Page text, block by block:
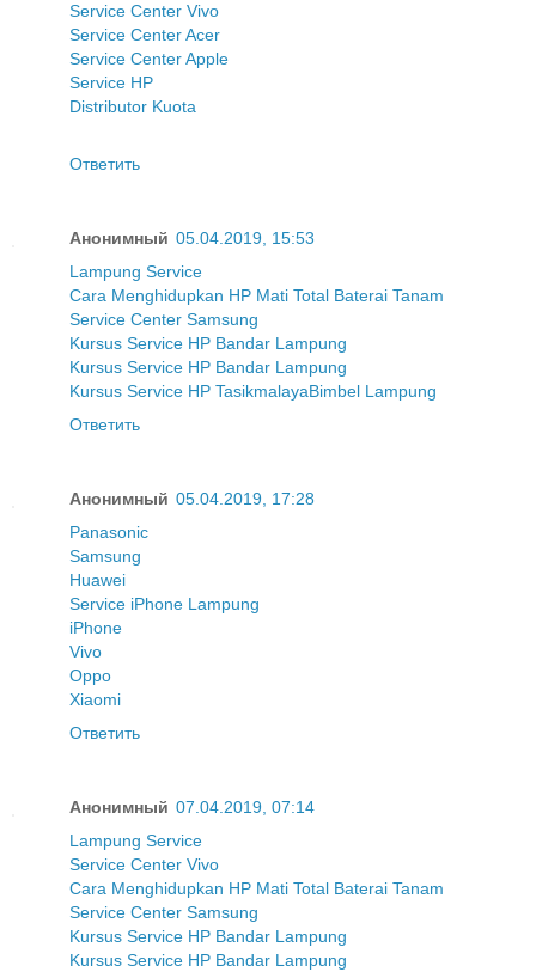
Service Center Vivo
Service Center Acer
Service Center Apple
Service HP
Distributor Kuota
Ответить
Анонимный 05.04.2019, 15:53
Lampung Service
Cara Menghidupkan HP Mati Total Baterai Tanam
Service Center Samsung
Kursus Service HP Bandar Lampung
Kursus Service HP Bandar Lampung
Kursus Service HP TasikmalayaBimbel Lampung
Ответить
Анонимный 05.04.2019, 17:28
Panasonic
Samsung
Huawei
Service iPhone Lampung
iPhone
Vivo
Oppo
Xiaomi
Ответить
Анонимный 07.04.2019, 07:14
Lampung Service
Service Center Vivo
Cara Menghidupkan HP Mati Total Baterai Tanam
Service Center Samsung
Kursus Service HP Bandar Lampung
Kursus Service HP Bandar Lampung